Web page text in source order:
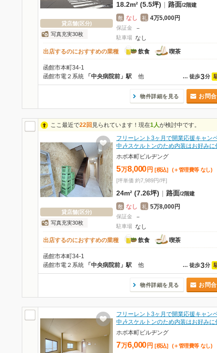
貸店舗(区分)
写真充実30枚
18.2m² (5.5坪) | 路面/2階建
敷 なし 礼 4万5,000円
保証金 －
駐車場 なし
出店するのにおすすめの業種
飲食 喫茶
函館市本町34-1
… 徒歩3分
函館市電２系統 「中央病院前」駅 他
物件詳細を見る お問
ここ最近で22回 見られています！現在1人が検討中です。
貸店舗(区分)
写真充実30枚
フリーレント3ヶ月で開業応援キャン
中🎶スケルトンのため内装はお好み
ホボ本町ビルヂング
5万8,000 円 [税込] (＋管理費等 なし)
[坪単価 約7,989円/坪]
24m² (7.26坪) | 路面/2階建
敷 なし 礼 5万8,000円
保証金 －
駐車場 なし
出店するのにおすすめの業種
飲食 喫茶
函館市本町34-1
… 徒歩3分
函館市電２系統 「中央病院前」駅 他
物件詳細を見る お問
フリーレント3ヶ月で開業応援キャン
中🎶スケルトンのため内装はお好み
ホボ本町ビルヂング
7万6,000 円 [税込] (＋管理費等 なし)